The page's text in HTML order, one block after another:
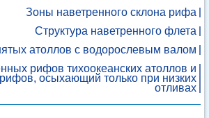
Зоны наветренного склона рифа
Структура наветренного флета
атоллов с водорослевым валом
рифов тихоокеанских атоллов и
осыхающий только при низких
отливах